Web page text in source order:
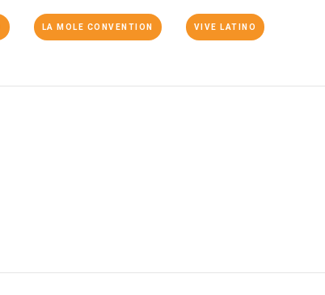
LA MOLE CONVENTION VIVE LATINO